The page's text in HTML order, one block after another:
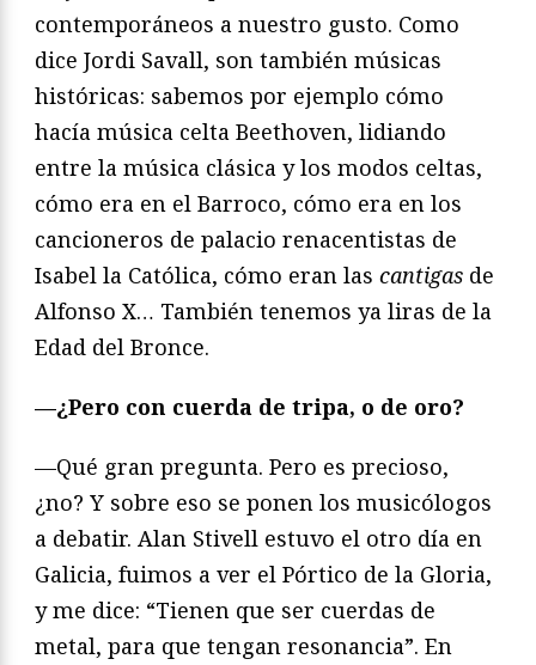
contemporáneos a nuestro gusto. Como
dice Jordi Savall, son también músicas
históricas: sabemos por ejemplo cómo
hacía música celta Beethoven, lidiando
entre la música clásica y los modos celtas,
cómo era en el Barroco, cómo era en los
cancioneros de palacio renacentistas de
Isabel la Católica, cómo eran las cantigas de
Alfonso X… También tenemos ya liras de la
Edad del Bronce.
—¿Pero con cuerda de tripa, o de oro?
—Qué gran pregunta. Pero es precioso,
¿no? Y sobre eso se ponen los musicólogos
a debatir. Alan Stivell estuvo el otro día en
Galicia, fuimos a ver el Pórtico de la Gloria,
y me dice: “Tienen que ser cuerdas de
metal, para que tengan resonancia”. En